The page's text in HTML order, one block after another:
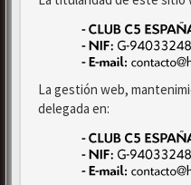
La gestión web,
delegada en: